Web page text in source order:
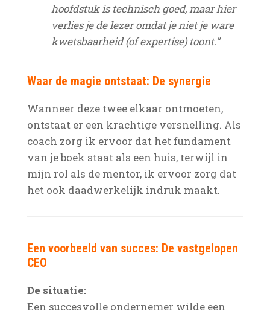
hoofdstuk is technisch goed, maar hier
verlies je de lezer omdat je niet je ware
kwetsbaarheid (of expertise) toont.”
Waar de magie ontstaat: De synergie
Wanneer deze twee elkaar ontmoeten,
ontstaat er een krachtige versnelling. Als
coach zorg ik ervoor dat het fundament
van je boek staat als een huis, terwijl in
mijn rol als de mentor, ik ervoor zorg dat
het ook daadwerkelijk indruk maakt.
Een voorbeeld van succes: De vastgelopen
CEO
De situatie:
Een succesvolle ondernemer wilde een